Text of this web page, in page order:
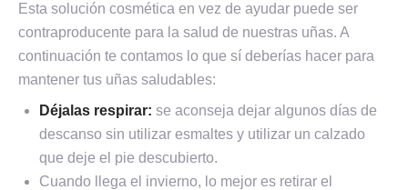
Esta solución cosmética en vez de ayudar puede ser
contraproducente para la salud de nuestras uñas. A
continuación te contamos lo que sí deberías hacer para
mantener tus uñas saludables:
Déjalas respirar: se aconseja dejar algunos días de
descanso sin utilizar esmaltes y utilizar un calzado
que deje el pie descubierto.
Cuando llega el invierno, lo mejor es retirar el